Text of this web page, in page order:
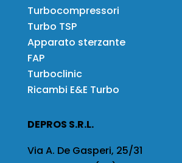
Turbocompressori
Turbo TSP
Apparato sterzante
FAP
Turboclinic
Ricambi E&E Turbo
DEPROS S.R.L.
Via A. De Gasperi, 25/31